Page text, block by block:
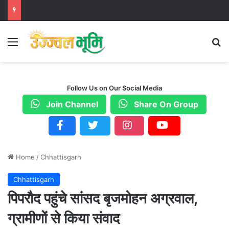
Menu
Follow Us on Our Social Media
Join Channel Share On Group
Home /Chhattisgarh
Chhattisgarh
पिपरौद पहुंचे सांसद बृजमोहन अग्रवाल,
ग्रामीणों से किया संवाद